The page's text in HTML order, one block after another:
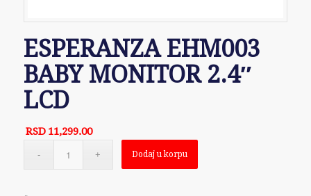
ESPERANZA EHM003
BABY MONITOR 2.4″
LCD
RSD 11,299.00
Dodaj u korpu